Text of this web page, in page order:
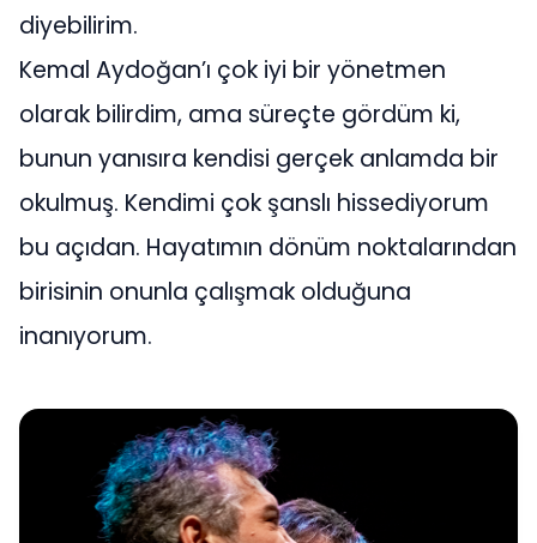
diyebilirim.
Kemal Aydoğan’ı çok iyi bir yönetmen
olarak bilirdim, ama süreçte gördüm ki,
bunun yanısıra kendisi gerçek anlamda bir
okulmuş. Kendimi çok şanslı hissediyorum
bu açıdan. Hayatımın dönüm noktalarından
birisinin onunla çalışmak olduğuna
inanıyorum.